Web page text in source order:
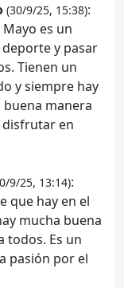
(30/9/25, 15:38):
Mayo es un
y pasar
Tienen un
y siempre hay
manera
disfrutar en
9/25, 13:14):
que hay en el
mucha buena
todos. Es un
pasión por el